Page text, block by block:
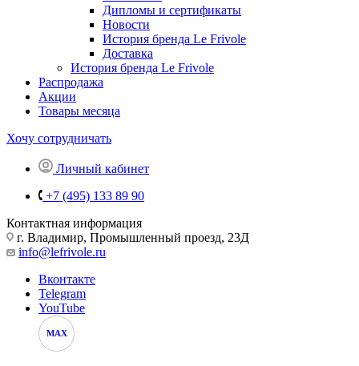
Дипломы и сертификаты
Новости
История бренда Le Frivole
Доставка
История бренда Le Frivole
Распродажа
Акции
Товары месяца
Хочу сотрудничать
Личный кабинет
+7 (495) 133 89 90
Контактная информация
г. Владимир, Промышленный проезд, 23Д
info@lefrivole.ru
Вконтакте
Telegram
YouTube
MAX